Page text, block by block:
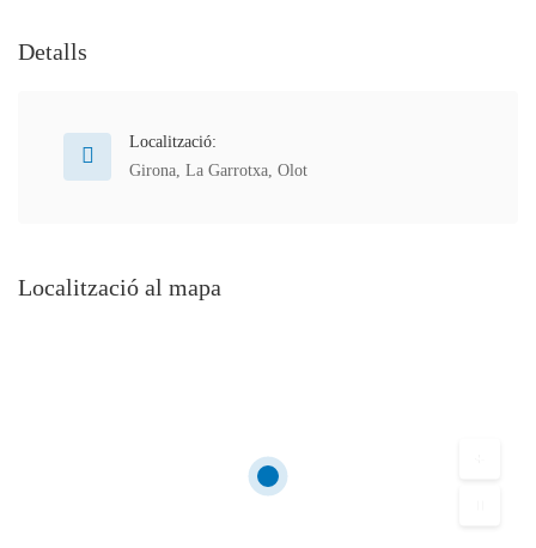
Detalls
Localització:
Girona, La Garrotxa, Olot
Localització al mapa